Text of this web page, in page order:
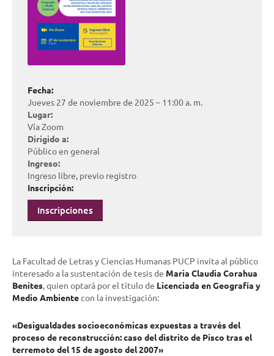
Fecha:
Jueves 27 de noviembre de 2025 – 11:00 a. m.
Lugar:
Vía Zoom
Dirigido a:
Público en general
Ingreso:
Ingreso libre, previo registro
Inscripción:
Inscripciones
La Facultad de Letras y Ciencias Humanas PUCP invita al público
interesado a la sustentación de tesis de Maria Claudia Corahua
Benites, quien optará por el título de Licenciada en Geografía y
Medio Ambientecon la investigación:
«Desigualdades socioeconómicas expuestas a través del
proceso de reconstrucción: caso del distrito de Pisco tras el
terremoto del 15 de agosto del 2007»